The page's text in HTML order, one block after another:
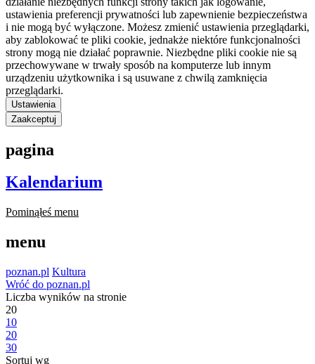
ustawienia preferencji prywatności lub zapewnienie bezpieczeństwa
i nie mogą być wyłączone. Możesz zmienić ustawienia przeglądarki,
aby zablokować te pliki cookie, jednakże niektóre funkcjonalności
strony mogą nie działać poprawnie. Niezbędne pliki cookie nie są
przechowywane w trwały sposób na komputerze lub innym
urządzeniu użytkownika i są usuwane z chwilą zamknięcia
przeglądarki.
Ustawienia
Zaakceptuj
pagina
Kalendarium
Pominąłeś menu
menu
poznan.pl Kultura
Wróć do poznan.pl
Liczba wyników na stronie
20
10
20
30
Sortuj wg